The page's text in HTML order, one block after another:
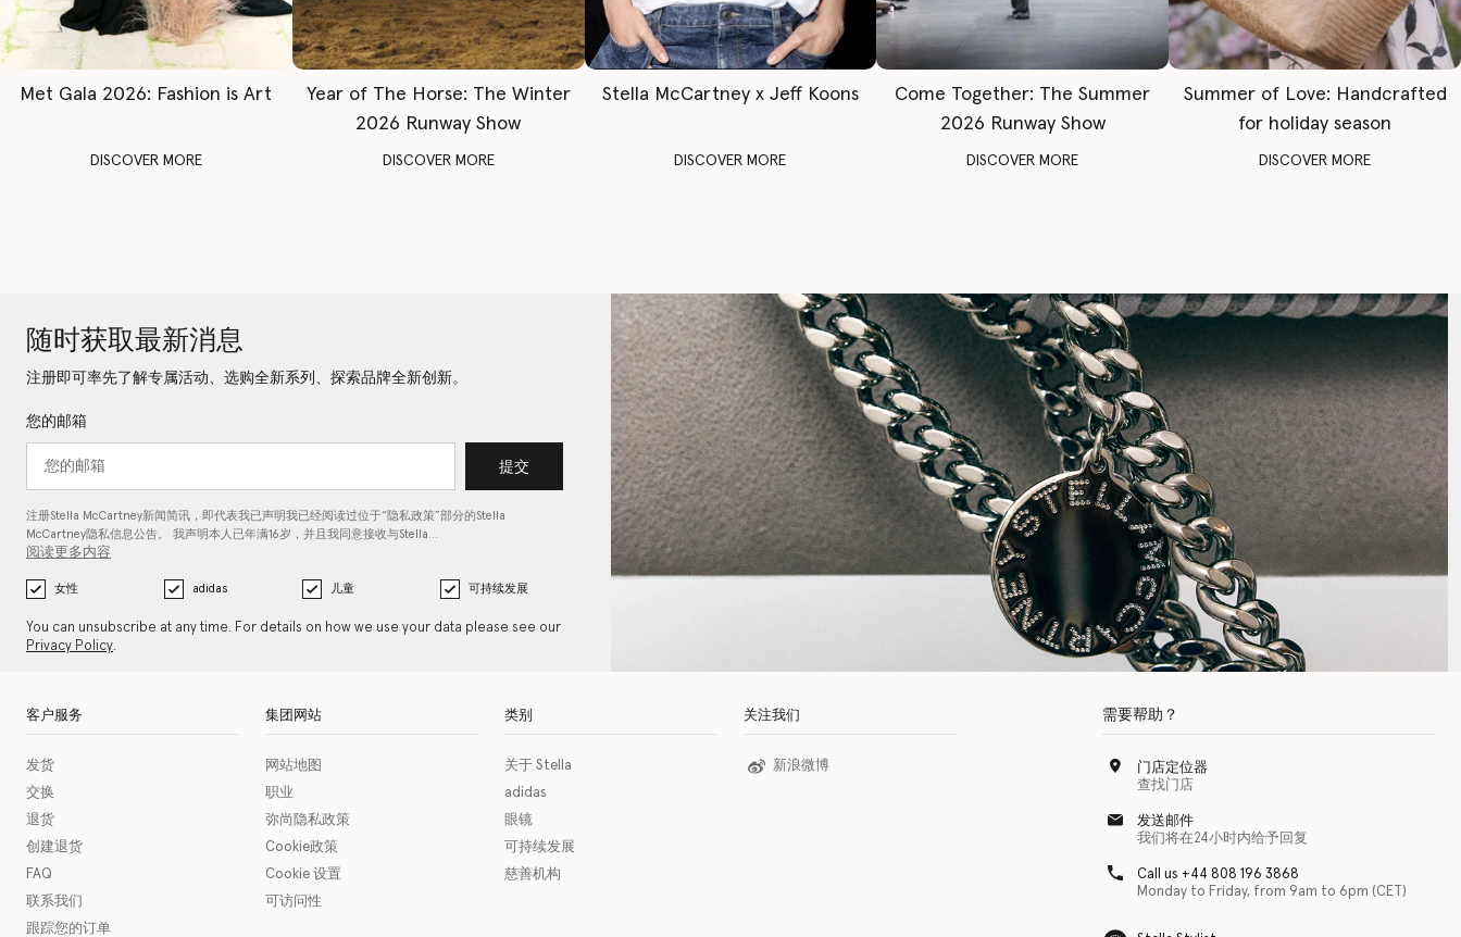
Met Gala 2026: Fashion is Art
DISCOVER MORE
Year of The Horse: The Winter
2026 Runway Show
DISCOVER MORE
Stella McCartney x Jeff Koons
DISCOVER MORE
Come Together: The Summer
2026 Runway Show
DISCOVER MORE
Summer of Love: Handcrafted
for holiday season
DISCOVER MORE
随时获取最新消息
注册即可率先了解专属活动、选购全新系列、探索品牌全新创新。
您的邮箱
提交
注册Stella McCartney新闻简讯，即代表我已声明我已经阅读过位于“隐私政策”部分的Stella
McCartney隐私信息公告。 我声明本人已年满16岁，并且我同意接收与Stella…
阅读更多内容
女性 adidas 儿童 可持续发展
You can unsubscribe at any time. For details on how we use your data please see our
Privacy Policy.
客户服务
发货
交换
退货
创建退货
FAQ
联系我们
跟踪您的订单
集团网站
网站地图
职业
弥尚隐私政策
Cookie政策
Cookie 设置
可访问性
类别
关于 Stella
adidas
眼镜
可持续发展
慈善机构
关注我们
新浪微博
需要帮助？
门店定位器
查找门店
发送邮件
我们将在24小时内给予回复
Call us +44 808 196 3868
Monday to Friday, from 9am to 6pm (CET)